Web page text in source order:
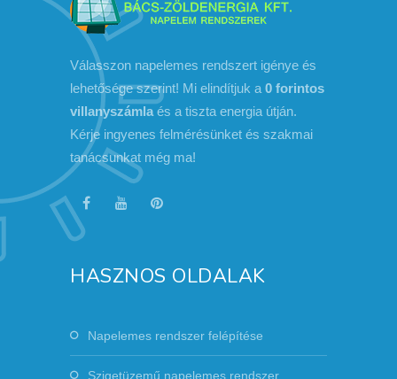
Válasszon napelemes rendszert igénye és
lehetősége szerint! Mi elindítjuk a 0 forintos
villanyszámla és a tiszta energia útján.
Kérje ingyenes felmérésünket és szakmai
tanácsunkat még ma!
HASZNOS OLDALAK
Napelemes rendszer felépítése
Szigetüzemű napelemes rendszer